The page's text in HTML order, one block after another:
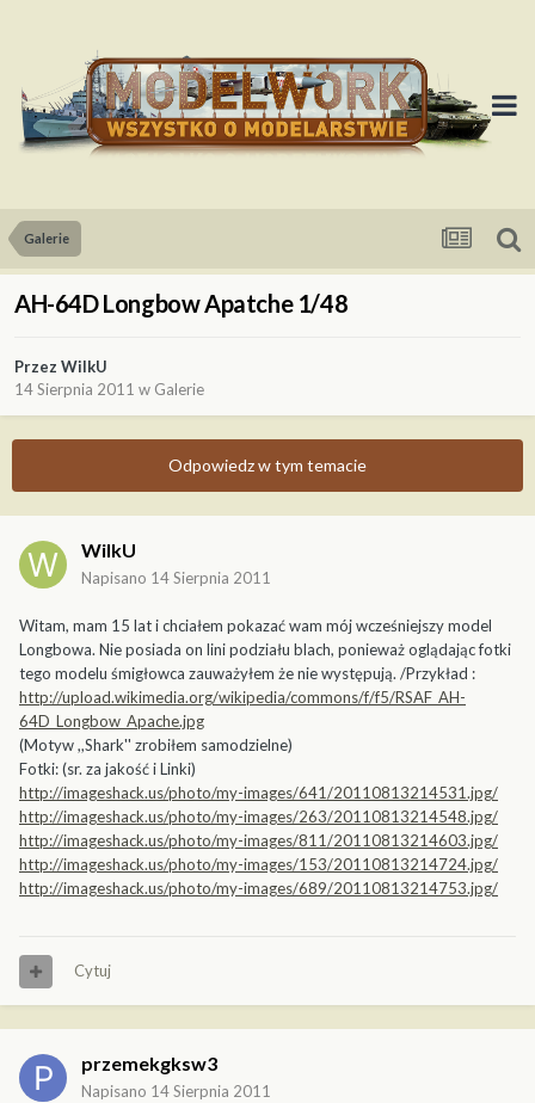
Galerie
AH-64D Longbow Apatche 1/48
Przez WilkU
14 Sierpnia 2011 w Galerie
Odpowiedz w tym temacie
WilkU
Napisano 14 Sierpnia 2011
Witam, mam 15 lat i chciałem pokazać wam mój wcześniejszy model
Longbowa. Nie posiada on lini podziału blach, ponieważ oglądając fotki
tego modelu śmigłowca zauważyłem że nie występują. /Przykład :
http://upload.wikimedia.org/wikipedia/commons/f/f5/RSAF_AH-
64D_Longbow_Apache.jpg
(Motyw ,,Shark'' zrobiłem samodzielne)
Fotki: (sr. za jakość i Linki)
http://imageshack.us/photo/my-images/641/20110813214531.jpg/
http://imageshack.us/photo/my-images/263/20110813214548.jpg/
http://imageshack.us/photo/my-images/811/20110813214603.jpg/
http://imageshack.us/photo/my-images/153/20110813214724.jpg/
http://imageshack.us/photo/my-images/689/20110813214753.jpg/
Cytuj
przemekgksw3
Napisano 14 Sierpnia 2011